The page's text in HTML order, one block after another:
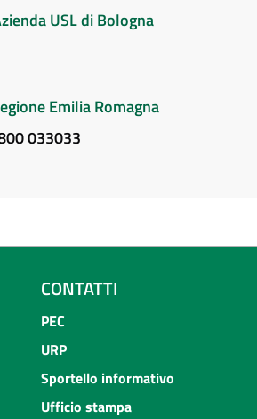
USL di Bologna
Emilia Romagna
033033
CONTATTI
PEC
URP
Sportello informativo
Ufficio stampa